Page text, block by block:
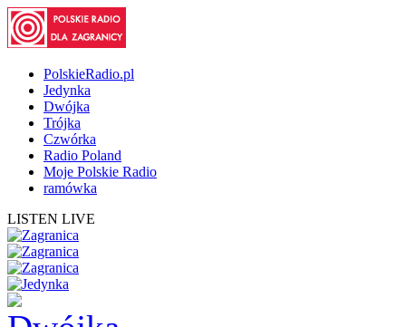
PolskieRadio.pl
Jedynka
Dwójka
Trójka
Czwórka
Radio Poland
Moje Polskie Radio
ramówka
LISTEN LIVE